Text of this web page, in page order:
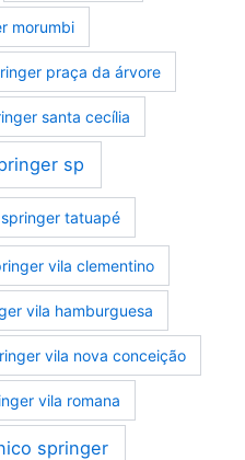
morumbi
praça da árvore
santa cecília
sp
springer tatuapé
vila clementino
vila hamburguesa
vila nova conceição
vila romana
springer